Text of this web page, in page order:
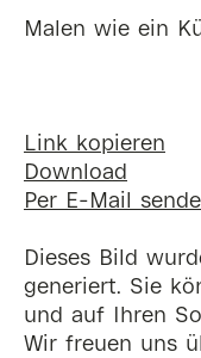
Malen wie ein
Link kopieren
Download
Per E-Mail
Dieses Bild
generiert. Sie
und auf Ihren
Wir freuen uns